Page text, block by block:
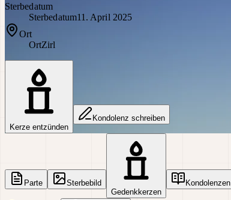
Sterbedatum
Sterbedatum11. April 2025
Ort
OrtZirl
Kerze entzünden
Kondolenz schreiben
Parte
Sterbebild
Gedenkkerzen
Kondolenzen